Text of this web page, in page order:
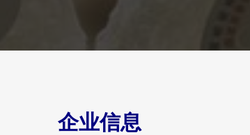
企业信息